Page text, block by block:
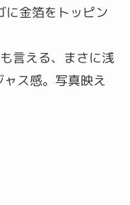
に金箔をトッピン
言える、まさに浅
ス感。写真映え